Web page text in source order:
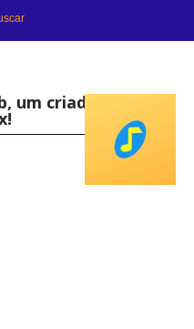
um criador de